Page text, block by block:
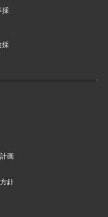
採
採
画
針